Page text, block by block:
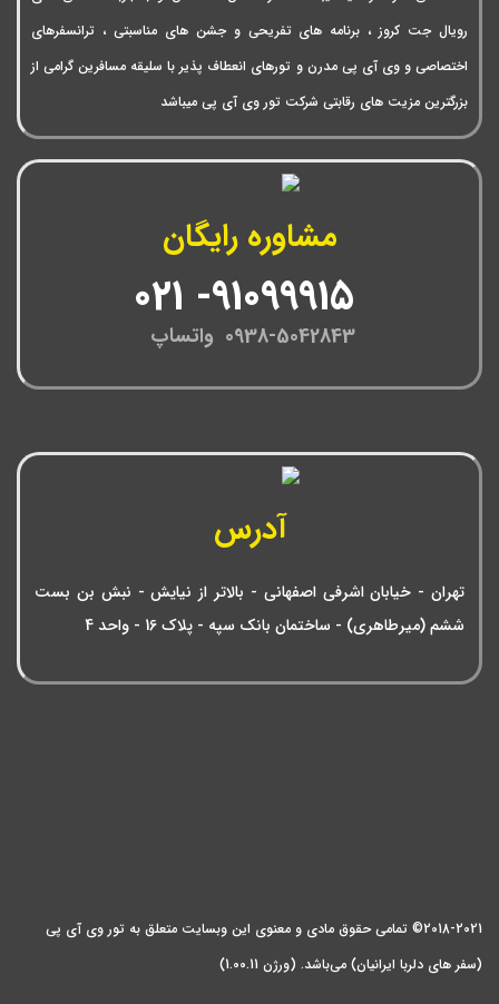
رویال جت کروز ، برنامه های تفریحی و جشن های مناسبتی ، ترانسفرهای
اختصاصی و وی آی پی مدرن و تورهای انعطاف پذیر با سلیقه مسافرین گرامی از
بزرگترین مزیت های رقابتی شرکت تور وی آی پی میباشد
مشاوره رایگان
0938-5042843 واتساپ
آدرس
تهران - خیابان اشرفی اصفهانی - بالاتر از نیایش - نبش بن بست
ششم (میرطاهری) - ساختمان بانک سپه - پلاک 16 - واحد 4
2018-2021© تمامی حقوق مادی و معنوی این وبسایت متعلق به تور وی آی پی
(سفر های دلربا ایرانیان) می‌باشد. (ورژن 1.00.11)